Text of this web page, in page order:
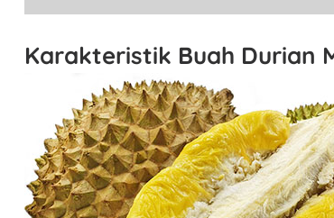
Karakteristik Buah Durian